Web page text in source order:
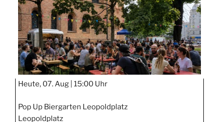
Heute, 07. Aug | 15:00 Uhr
Pop Up Biergarten Leopoldplatz
Leopoldplatz